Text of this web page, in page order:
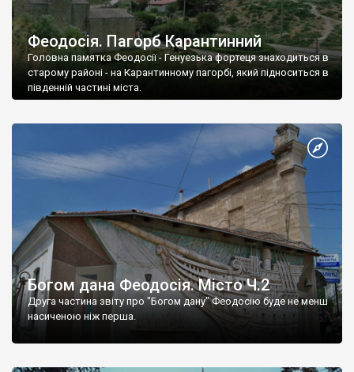
Феодосія. Пагорб Карантинний
Головна памятка Феодосії - Генуезька фортеця знаходиться в
старому районі - на Карантинному пагорбі, який підноситься в
південній частині міста.
Богом дана Феодосія. Місто Ч.2
Друга частина звіту про "Богом дану" Феодосію буде не менш
насиченою ніж перша.